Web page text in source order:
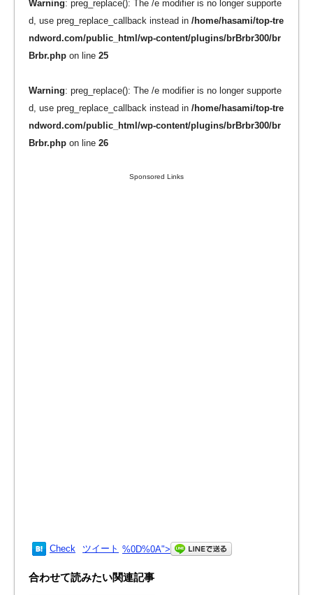
Warning: preg_replace(): The /e modifier is no longer supporte
d, use preg_replace_callback instead in /home/hasami/top-tre
ndword.com/public_html/wp-content/plugins/brBrbr300/br
Brbr.php on line 25
Warning: preg_replace(): The /e modifier is no longer supporte
d, use preg_replace_callback instead in /home/hasami/top-tre
ndword.com/public_html/wp-content/plugins/brBrbr300/br
Brbr.php on line 26
Sponsored Links
Check ツイート %0D%0A">
合わせて読みたい関連記事